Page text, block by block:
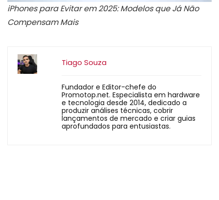
iPhones para Evitar em 2025: Modelos que Já Não
Compensam Mais
Tiago Souza
Fundador e Editor-chefe do
Promotop.net. Especialista em hardware
e tecnologia desde 2014, dedicado a
produzir análises técnicas, cobrir
lançamentos de mercado e criar guias
aprofundados para entusiastas.